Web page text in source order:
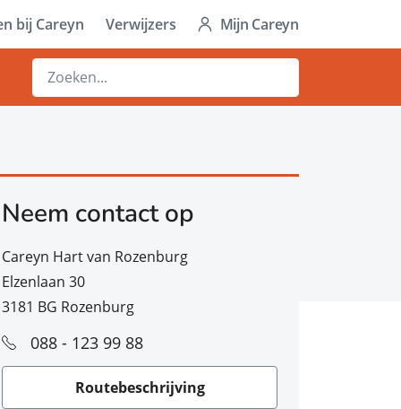
bij Careyn Verwijzers Mijn Careyn
Neem contact op
Careyn Hart van Rozenburg
Elzenlaan 30
3181 BG Rozenburg
088 - 123 99 88
Routebeschrijving